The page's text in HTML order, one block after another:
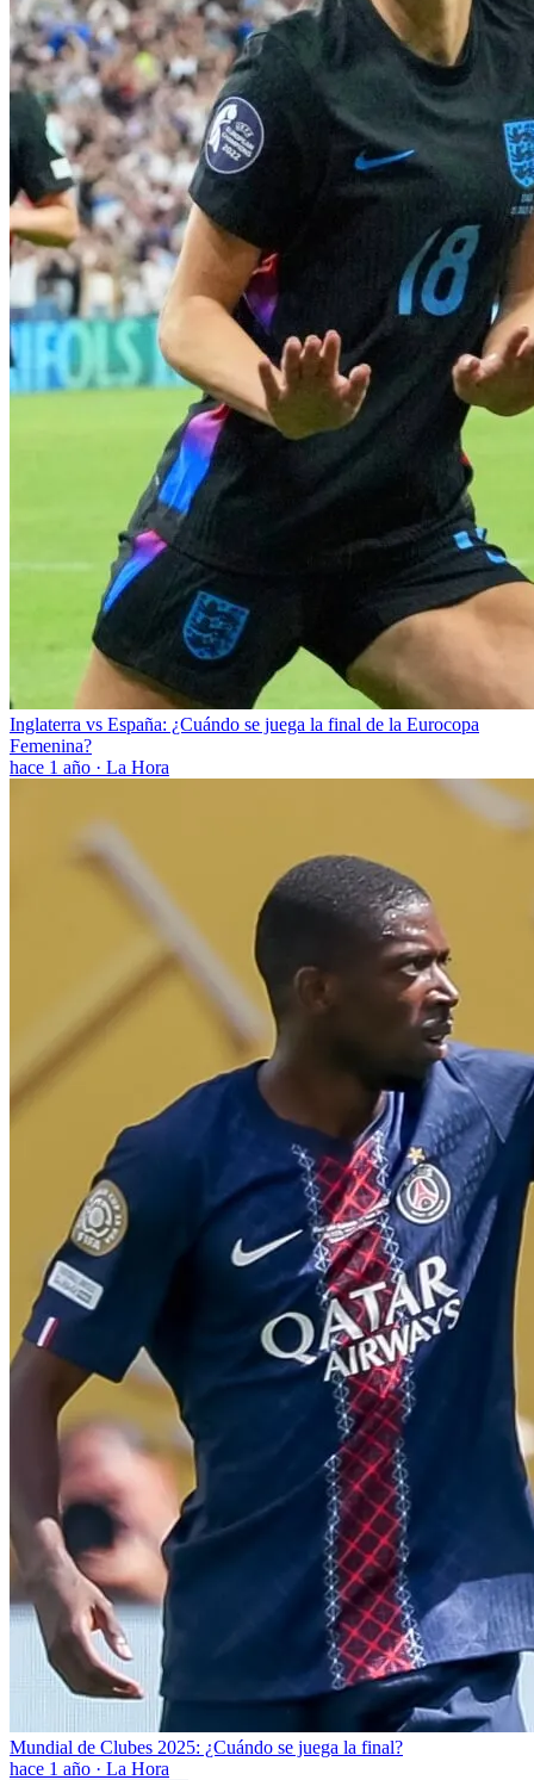
Inglaterra vs España: ¿Cuándo se juega la final de la Eurocopa
Femenina?
hace 1 año · La Hora
Mundial de Clubes 2025: ¿Cuándo se juega la final?
hace 1 año · La Hora